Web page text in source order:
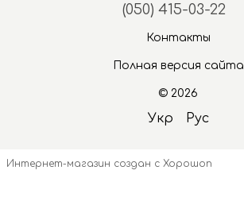
(050) 415-03-22
Контакты
Полная версия сайта
© 2026
Укр Рус
Интернет-магазин создан с Хорошоп